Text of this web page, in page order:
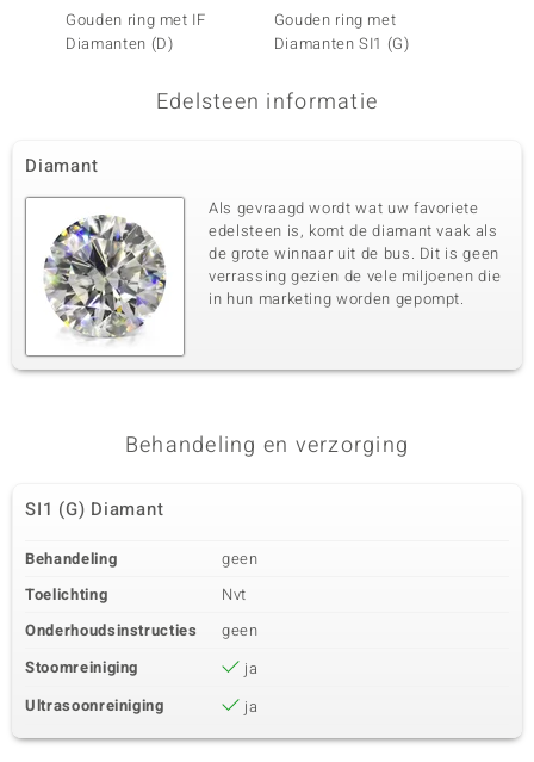
0,056 ct Rond Brilliant Geslepen
Zetting Herkomst
Edelsteen exact
SI1 (G) Diamant 42 à 1,1 mm
Karaatgewicht som
0,26 ct
Slijpvorm
Rond Brilliant Geslepen
Zetting
Pave
Herkomst
Afrika
Gouden ring met IF
Diamanten (D)
Gouden ring met
Diamanten SI1 (G)
Edelsteen informatie
Diamant
Als gevraagd wordt wat uw favoriete
edelsteen is, komt de diamant vaak als
de grote winnaar uit de bus. Dit is geen
verrassing gezien de vele miljoenen die
in hun marketing worden gepompt.
Behandeling en verzorging
SI1 (G) Diamant
Behandeling
geen
Toelichting
Nvt
Onderhoudsinstructies
geen
Stoomreiniging
ja
Ultrasoonreiniging
ja